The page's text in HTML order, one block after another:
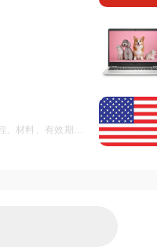
材料、有效期及